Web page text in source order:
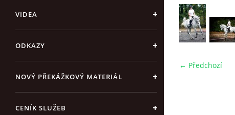
VIDEA
ODKAZY
NOVÝ PŘEKÁŽKOVÝ MATERIÁL
CENÍK SLUŽEB
← Předchozí